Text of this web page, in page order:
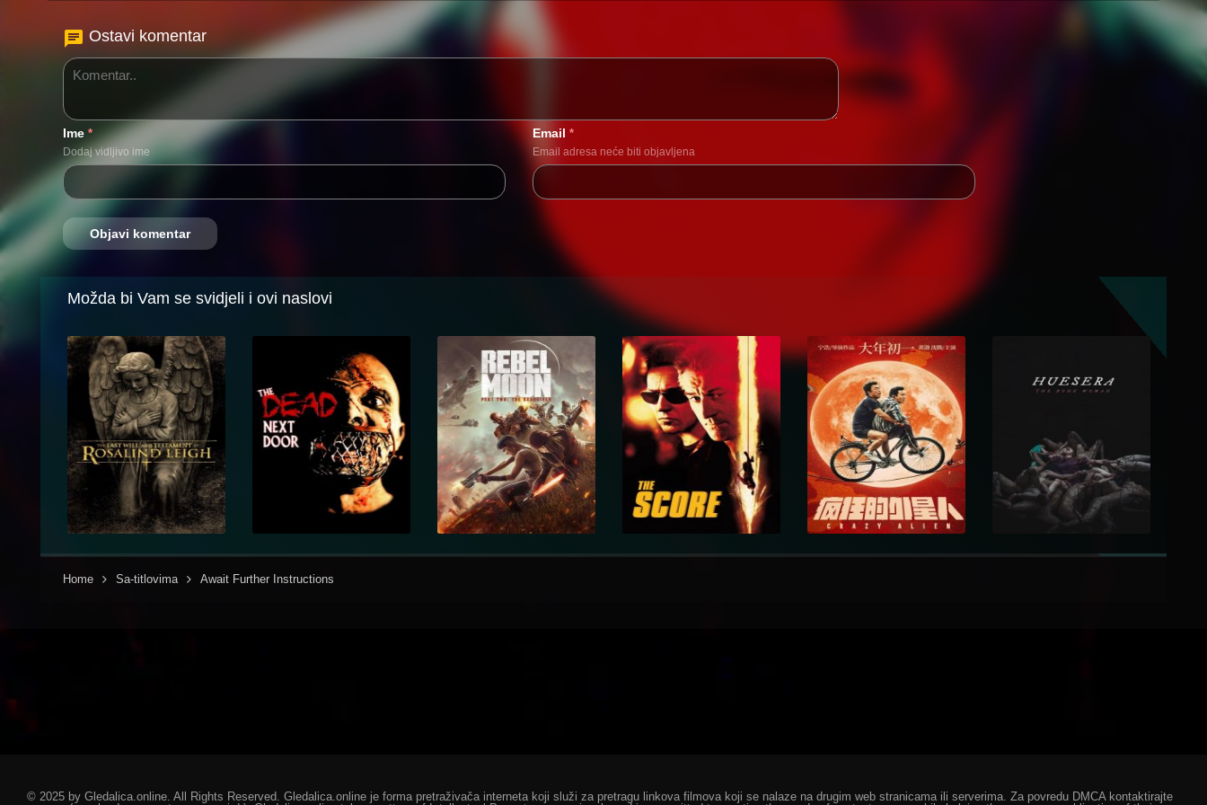
Ostavi komentar
Ime *
Dodaj vidljivo ime
Email *
Email adresa neće biti objavljena
Možda bi Vam se svidjeli i ovi naslovi
Home Sa-titlovima Await Further Instructions
© 2025 by Gledalica.online. All Rights Reserved. Gledalica.online je forma pretraživača interneta koji služi za pretragu linkova filmova koji se nalaze na drugim web stranicama ili serverima. Za povredu DMCA kontaktirajte